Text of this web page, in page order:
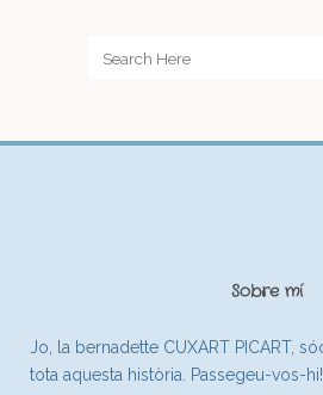
Sobre mí
Jo, la bernadette CUXART PICART,
tota aquesta història. Passegeu-vos-hi!